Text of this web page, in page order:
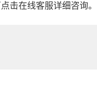
击在线客服详细咨询。